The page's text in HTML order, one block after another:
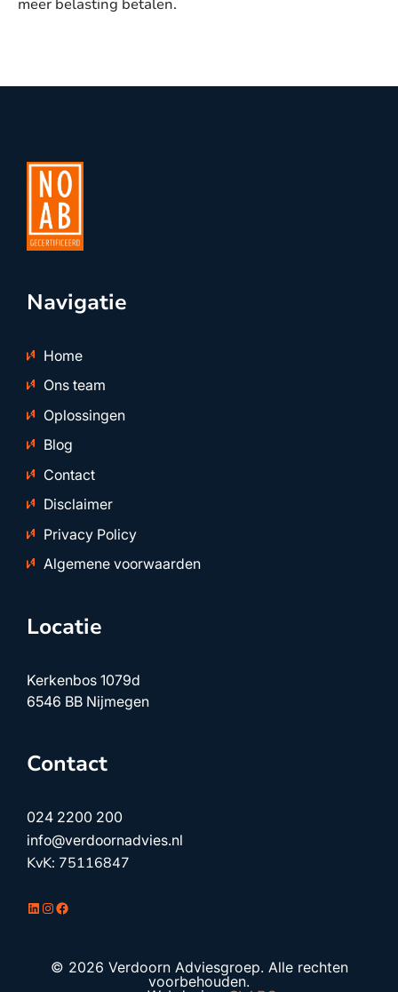
meer belasting betalen.
Navigatie
Home
Ons team
Oplossingen
Blog
Contact
Disclaimer
Privacy Policy
Algemene voorwaarden
Locatie
Kerkenbos 1079d
6546 BB Nijmegen
Contact
024 2200 200
info@verdoornadvies.nl
KvK: 75116847
LinkedIn
Instagram
Facebook
© 2026 Verdoorn Adviesgroep. Alle rechten
voorbehouden.